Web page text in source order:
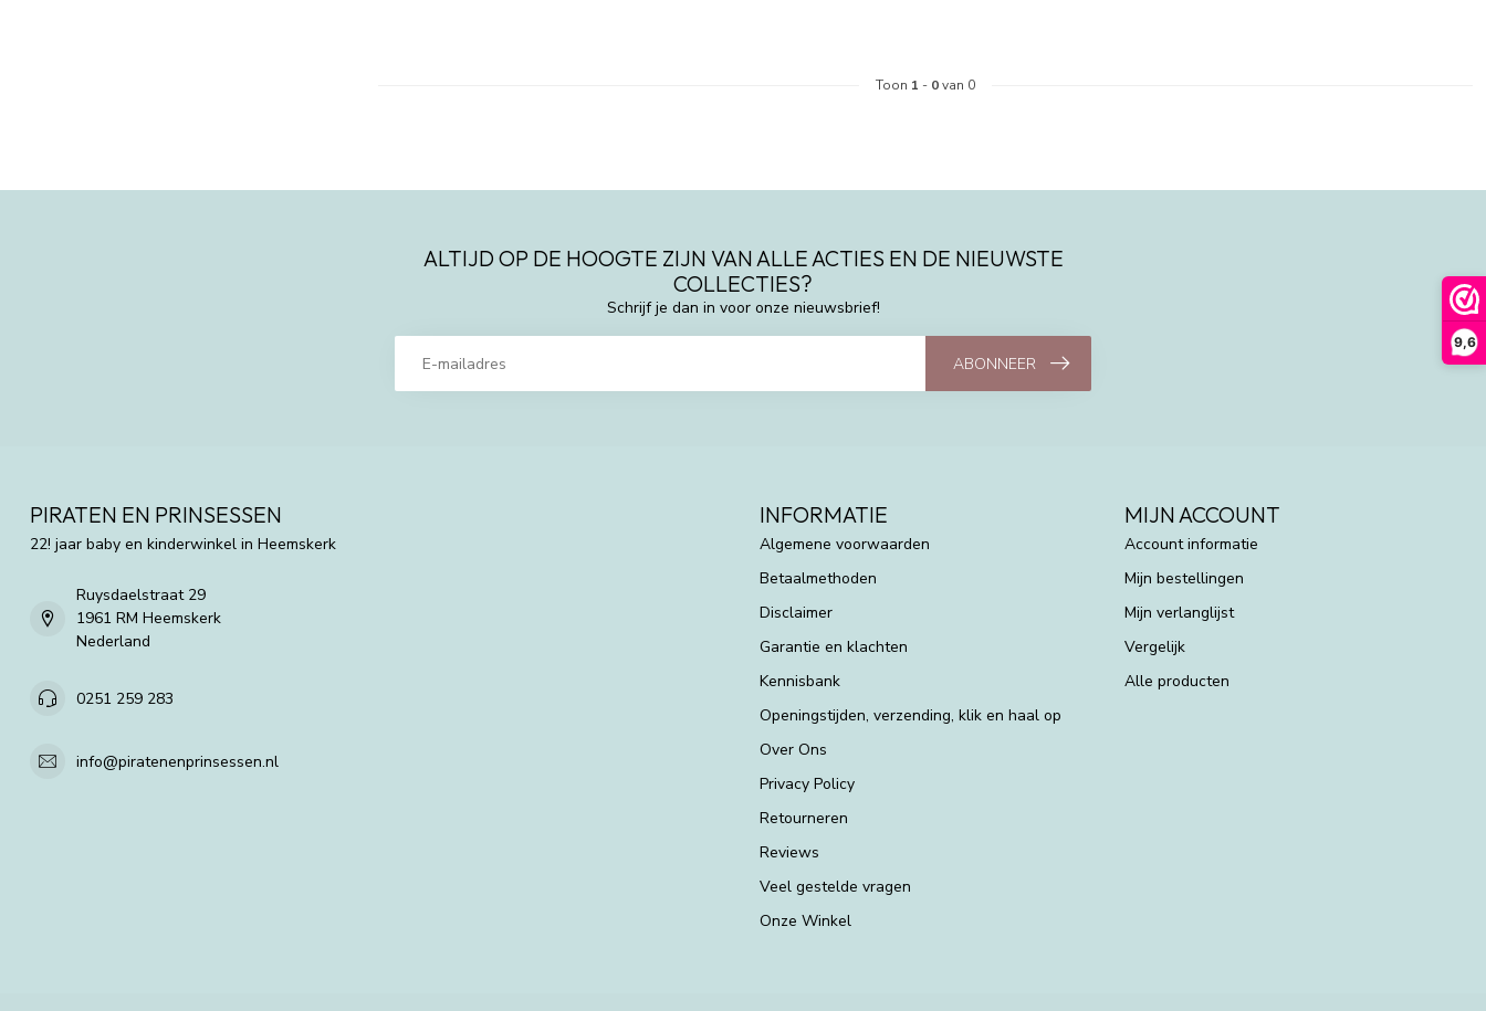
9,6
Toon 1 - 0van 0
ALTIJD OP DE HOOGTE ZIJN VAN ALLE ACTIES EN DE NIEUWSTE
COLLECTIES?
Schrijf je dan in voor onze nieuwsbrief!
ABONNEER
PIRATEN EN PRINSESSEN
22! jaar baby en kinderwinkel in Heemskerk
Ruysdaelstraat 29
1961 RM Heemskerk
Nederland
0251 259 283
info@piratenenprinsessen.nl
INFORMATIE
Algemene voorwaarden
Betaalmethoden
Disclaimer
Garantie en klachten
Kennisbank
Openingstijden, verzending, klik en haal op
Over Ons
Privacy Policy
Retourneren
Reviews
Veel gestelde vragen
Onze Winkel
MIJN ACCOUNT
Account informatie
Mijn bestellingen
Mijn verlanglijst
Vergelijk
Alle producten